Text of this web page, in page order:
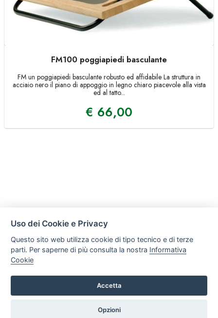
FM100 poggiapiedi basculante
FM un poggiapiedi basculante robusto ed affidabile La struttura in
acciaio nero il piano di appoggio in legno chiaro piacevole alla vista
ed al tatto...
€ 66,00
Tel. +39 0510827874 P.iva: 03349011209
Uso dei Cookie e Privacy
Questo sito web utilizza cookie di tipo tecnico e di terze
parti. Per saperne di più consulta la nostra Informativa
Cookie
Accetta
Opzioni